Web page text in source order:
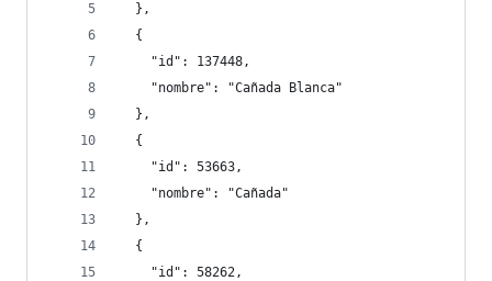
  },
  {
    "id": 137448,
    "nombre": "Cañada Blanca"
  },
  {
    "id": 53663,
    "nombre": "Cañada"
  },
  {
    "id": 58262,